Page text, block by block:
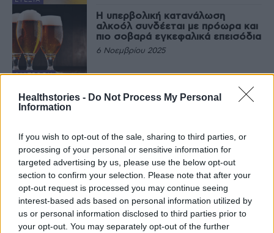
Healthstories - Do Not Process My Personal
Information
If you wish to opt-out of the sale, sharing to third parties, or
processing of your personal or sensitive information for
targeted advertising by us, please use the below opt-out
section to confirm your selection. Please note that after your
opt-out request is processed you may continue seeing
interest-based ads based on personal information utilized by
us or personal information disclosed to third parties prior to
your opt-out. You may separately opt-out of the further
ΔΙΑΤΡΟΦΉ
Η υπερβολική κατανάλωση
αλκοόλ συνδέεται με πρόωρα και
πιο σοβαρά εγκεφαλικά επεισόδια
6 Νοεμβρίου 2025
ΕΙΔΉΣΕΙΣ
Tο 25% όλων των θανάτων από
τροχαία ατυχήματα σε ολόκληρη
ΔΙΑΤΡΟΦΉ
Αναψυκτικά, αλκοόλ και
ενεργειακά ποτά: Οι κρυφοί
εχθροί του εγκεφάλου
30 Οκτωβρίου 2025